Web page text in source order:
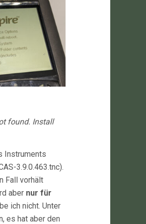
found. Install
Instruments
3.9.0.463.tnc).
Fall vorhält
aber nur für
ich nicht. Unter
es hat aber den